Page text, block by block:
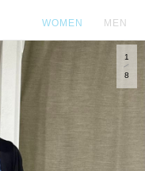
WOMEN MEN
1
8